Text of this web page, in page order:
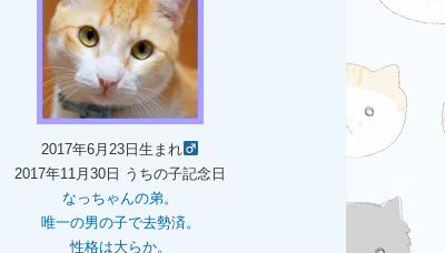
2017年6月23日生まれ
2017年11月30日 うちの子記念日
なっちゃんの弟。
唯一の男の子で去勢済。
性格は大らか。